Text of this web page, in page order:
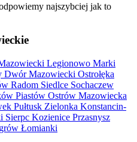
najszybciej jak to
Legionowo Marki
Dwór Mazowiecki Ostrołęka
Radom Siedlce Sochaczew
Piastów Ostrów Mazowiecka
Pułtusk Zielonka Konstancin-
Sierpc Kozienice Przasnysz
Łomianki